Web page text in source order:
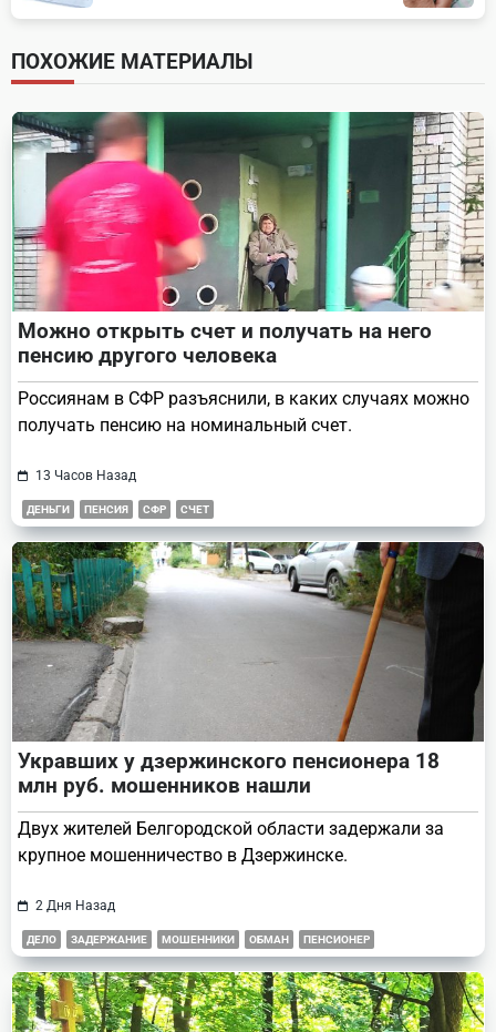
subtitle
screen-
reader-
text">Page</span>
ПОХОЖИЕ МАТЕРИАЛЫ
Можно открыть счет и получать на него
пенсию другого человека
Россиянам в СФР разъяснили, в каких случаях можно
получать пенсию на номинальный счет.
13 Часов Назад
ДЕНЬГИ ПЕНСИЯ СФР СЧЕТ
Укравших у дзержинского пенсионера 18
млн руб. мошенников нашли
Двух жителей Белгородской области задержали за
крупное мошенничество в Дзержинске.
2 Дня Назад
ДЕЛО ЗАДЕРЖАНИЕ МОШЕННИКИ ОБМАН ПЕНСИОНЕР